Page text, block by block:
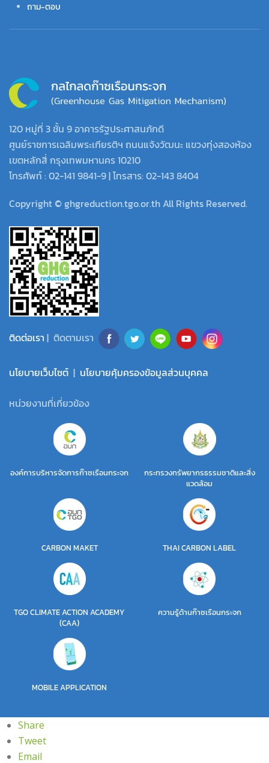
ถาม-ตอบ
120 หมู่ที่ 3 ชั้น 9 อาคารรัฐประศาสนภักดี
ศูนย์ราชการเฉลิมพระเกียรติฯ ถนนแจ้งวัฒนะ แขวงทุ่งสองห้อง
เขตหลักสี่ กรุงเทพมหานคร 10210
โทรศัพท์ : 02-141 9841-9 | โทรสาร: 02-143 8404
Copyright © ghgreduction.tgo.or.th All Rights Reserved.
ติดต่อเรา | ติดตามเรา
นโยบายเว็บไซต์ | นโยบายคุ้มครองข้อมูลส่วนบุคคล
หน่วยงานที่เกี่ยวข้อง
องค์การบริหารจัดการก๊าซเรือนกระจก
กระทรวงทรัพยากรธรรมชาติและสิ่ง
แวดล้อม
CARBON MAKET THAI CARBON LABEL
TGO CLIMATE ACTION ACADEMY
(CAA)
ความรู้ด้านก๊าซเรือนกระจก
MOBILE APPLICATION
Share
Tweet
Email